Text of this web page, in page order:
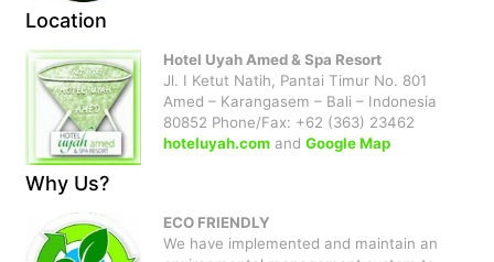
Location
Hotel Uyah Amed & Spa Resort
Jl. I Ketut Natih, Pantai Timur No. 801
Amed – Karangasem – Bali – Indonesia
80852 Phone/Fax: +62 (363) 23462
hoteluyah.com and Google Map
Why Us?
ECO FRIENDLY
We have implemented and maintain an